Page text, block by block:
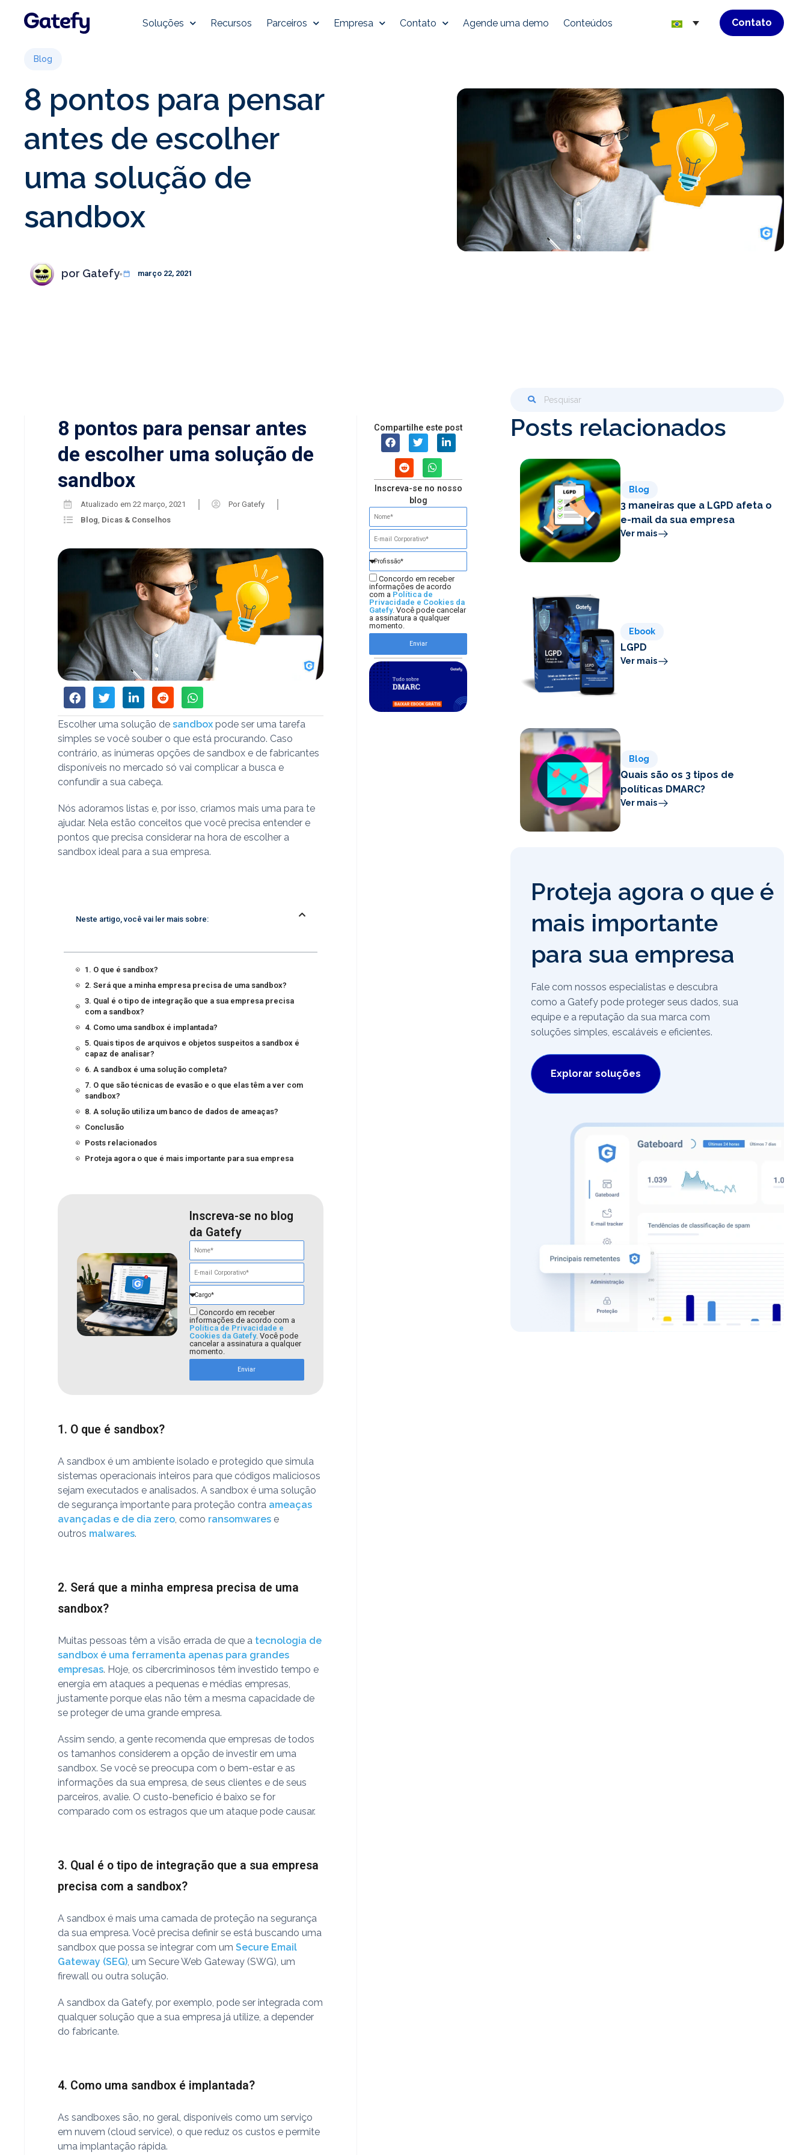
Soluções Recursos Parceiros Empresa Contato Agende uma demo Conteúdos Contato
Blog
8 pontos para pensar
antes de escolher
uma solução de
sandbox
por Gatefy março 22, 2021
8 pontos para pensar antes
de escolher uma solução de
sandbox
Atualizado em 22 março, 2021 PorGatefy
Blog Dicas & Conselhos
Escolher uma solução desandbox pode ser uma tarefa
simples se você souber o que está procurando. Caso
contrário, as inúmeras opções de sandbox e de fabricantes
disponíveis no mercado só vai complicar a busca e
confundir a sua cabeça.
Nós adoramos listas e, por isso, criamos mais uma para te
ajudar. Nela estão conceitos que você precisa entender e
pontos que precisa considerar na hora de escolher a
sandbox ideal para a sua empresa.
Neste artigo, você vai ler mais sobre:
1. O que é sandbox?
2. Será que a minha empresa precisa de uma sandbox?
3. Qual é o tipo de integração que a sua empresa precisa
com a sandbox?
4. Como uma sandbox é implantada?
5. Quais tipos de arquivos e objetos suspeitos a sandbox é
capaz de analisar?
6. A sandbox é uma solução completa?
7. O que são técnicas de evasão e o que elas têm a ver com
sandbox?
8. A solução utiliza um banco de dados de ameaças?
Conclusão
Posts relacionados
Proteja agora o que é mais importante para sua empresa
Inscreva-se no blog
da Gatefy
Concordo em receber
informações de acordo com a
Política de Privacidade e
Cookies da Gatefy. Você pode
cancelar a assinatura a qualquer
momento.
Enviar
1. O que é sandbox?
A sandbox é um ambiente isolado e protegido que simula
sistemas operacionais inteiros para que códigos maliciosos
sejam executados e analisados. A sandbox é uma solução
de segurança importante para proteção contra ameaças
avançadas e de dia zero , como ransomwares e
outros malwares.
2. Será que a minha empresa precisa de uma
sandbox?
Muitas pessoas têm a visão errada de que a tecnologia de
sandbox é uma ferramenta apenas para grandes
empresas. Hoje, os cibercriminosos têm investido tempo e
energia em ataques a pequenas e médias empresas,
justamente porque elas não têm a mesma capacidade de
se proteger de uma grande empresa.
Assim sendo, a gente recomenda que empresas de todos
os tamanhos considerem a opção de investir em uma
sandbox. Se você se preocupa com o bem-estar e as
informações da sua empresa, de seus clientes e de seus
parceiros, avalie. O custo-benefício é baixo se for
comparado com os estragos que um ataque pode causar.
3. Qual é o tipo de integração que a sua empresa
precisa com a sandbox?
A sandbox é mais uma camada de proteção na segurança
da sua empresa. Você precisa definir se está buscando uma
sandbox que possa se integrar com umSecure Email
Gateway (SEG) , um Secure Web Gateway (SWG), um
firewall ou outra solução.
A sandbox da Gatefy, por exemplo, pode ser integrada com
qualquer solução que a sua empresa já utilize, a depender
do fabricante.
4. Como uma sandbox é implantada?
As sandboxes são, no geral, disponíveis como um serviço
em nuvem (cloud service), o que reduz os custos e permite
uma implantação rápida.
Compartilhe este post
Inscreva-se no nosso
blog
Concordo em receber
informações de acordo
com a Política de
Privacidade e Cookies da
Gatefy. Você pode cancelar
a assinatura a qualquer
momento.
Enviar
Posts relacionados
Blog
3 maneiras que a LGPD afeta o
e-mail da sua empresa
Ver mais
Ebook
LGPD
Ver mais
Blog
Quais são os 3 tipos de
políticas DMARC?
Ver mais
Proteja agora o que é
mais importante
para sua empresa
Fale com nossos especialistas e descubra
como a Gatefy pode proteger seus dados, sua
equipe e a reputação da sua marca com
soluções simples, escaláveis e eficientes.
Explorar soluções